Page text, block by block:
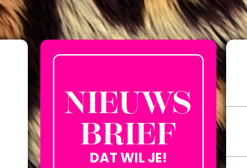
NIEUWS
BRIEF
DAT WIL JE!